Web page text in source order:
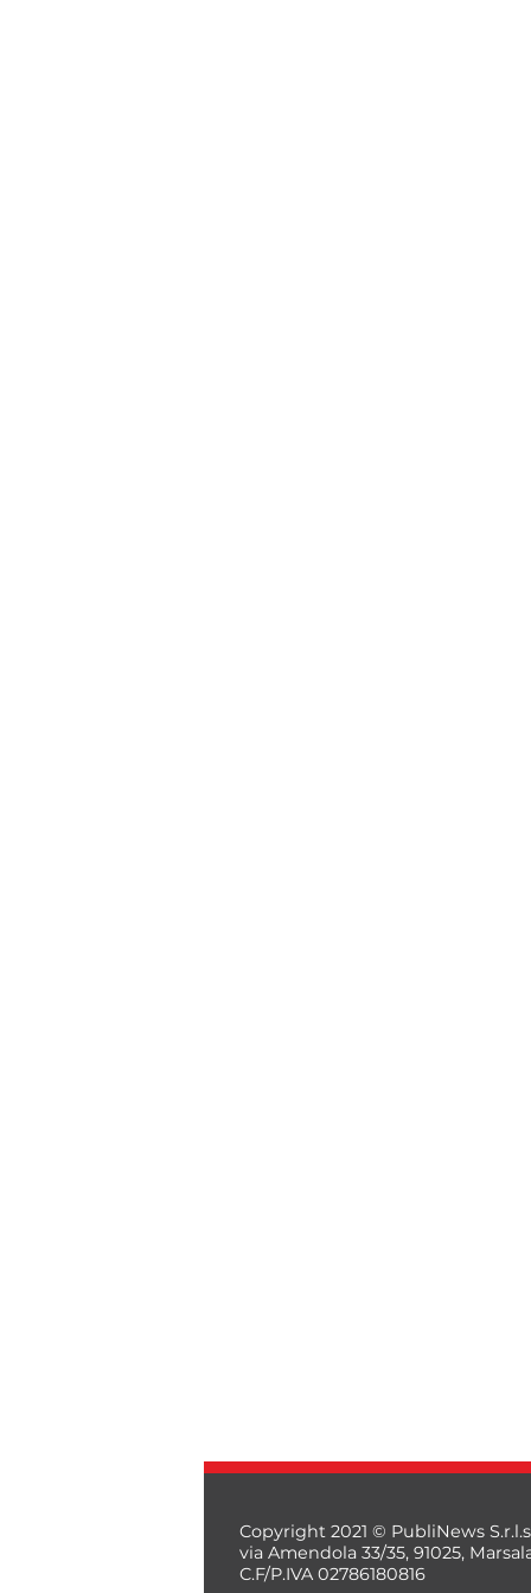
Copyright 2021 © PubliNews
via Amendola 33/35, 91025,
C.F/P.IVA 02786180816